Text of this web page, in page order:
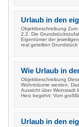
Urlaub in den
Objektbeschreibung
2.2. Die
Eigentümer der
real geteilten Grundstück
Wie Urlaub in
Objektbeschreibung
Wohnträume werden.
Aussicht über Weinstadt
Herz begehrt: Vom
Urlaub in den